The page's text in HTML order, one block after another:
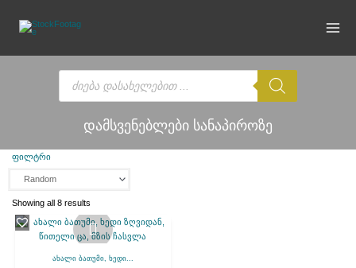
content
Products
search
დამსვენებლები სანაპიროზე
ფილტრი
Showing all 8 results
ახალი ბათუმი, ხედი...